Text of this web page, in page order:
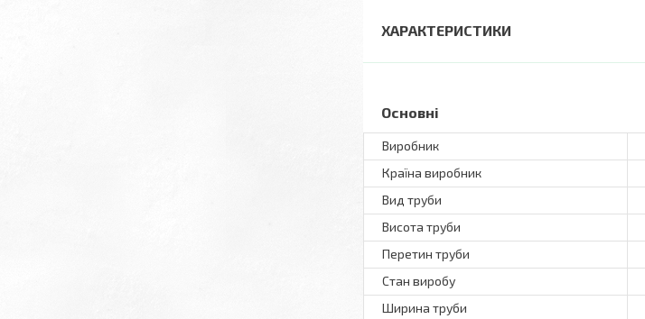
ХАРАКТЕРИСТИКИ
Основні
Виробник
Країна виробник
Вид труби
Висота труби
Перетин труби
Стан виробу
Ширина труби